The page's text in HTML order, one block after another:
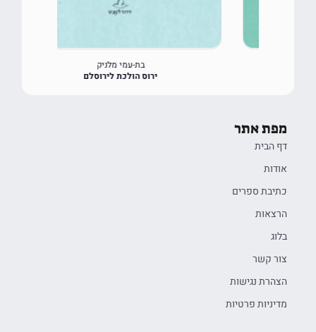
בת-עמי מלניק
ירוס הולכת לירוסלם
מפת אתר
דף הבית
אודות
כתיבת ספרים
הרצאות
בלוג
צור קשר
הצהרת נגישות
מדיניות פרטיות